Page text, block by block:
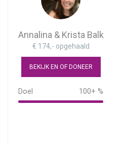
Annalina & Krista Balk
€ 174,- opgehaald
BEKIJK EN OF DONEER
Doel 100+ %
116%